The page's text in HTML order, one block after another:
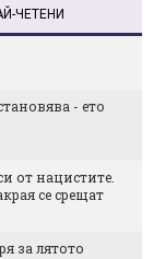
ЧЕТЕНИ
- ето
от нацистите.
се срещат
за лятото